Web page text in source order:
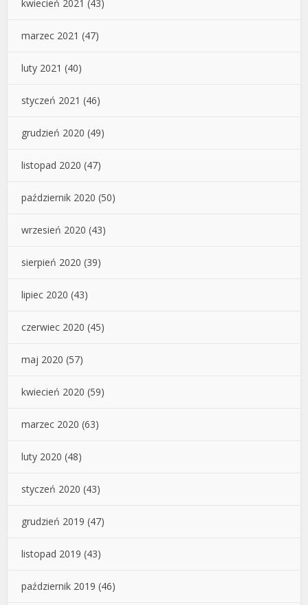
kwiecień 2021 (43)
marzec 2021 (47)
luty 2021 (40)
styczeń 2021 (46)
grudzień 2020 (49)
listopad 2020 (47)
październik 2020 (50)
wrzesień 2020 (43)
sierpień 2020 (39)
lipiec 2020 (43)
czerwiec 2020 (45)
maj 2020 (57)
kwiecień 2020 (59)
marzec 2020 (63)
luty 2020 (48)
styczeń 2020 (43)
grudzień 2019 (47)
listopad 2019 (43)
październik 2019 (46)